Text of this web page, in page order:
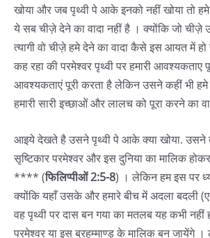
खोया और जब पृथ्वी पे आके इनको नहीं खोया तो
ये सब चीज़े देने का वादा नहीं है । क्योंकि जो चीज़े
त्यागी वो चीज़े हमे देने का वादा कैसे इस आयत में
कह रहा की परमेश्वर पृथ्वी पर हमारी आवश्यकताए
आवश्यकताएं पूरी करता है लेकिन उसने कहीं भी हमे
हमारी सारी इच्छाओं और लालच को पूरा करने का
आइये देखते है उसने पृथ्वी पे आके क्या खोया.
सृष्टिकार परमेश्वर और इस दुनिया का मालिक
**** (फिलिप्पीओं 2:5-8) । लेकिन हम इस पर
क्योंकि यहाँ उसके और हमारे बीच में अदला बदली
वह पृथ्वी पर दास बन गया का मतलब यह कभी नहीं
परमेश्वर या इस ब्रहम्माण्ड के मालिक बन जायेंगे